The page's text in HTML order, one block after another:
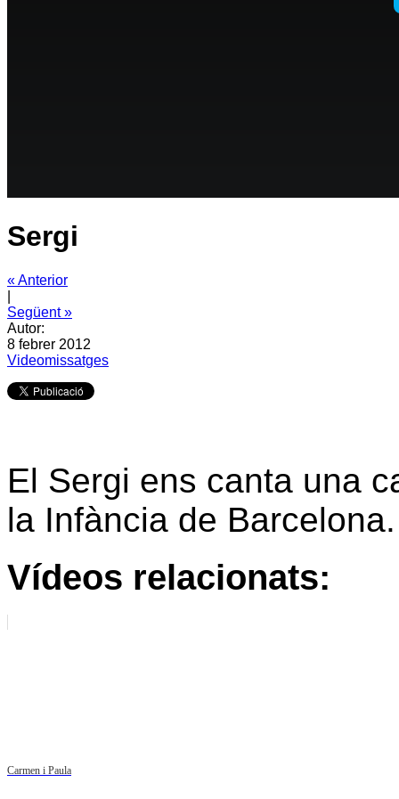
Sergi
« Anterior
Següent »
Autor:
8 febrer 2012
Videomissatges
El Sergi ens canta una
la Infància de Barcelona.
Vídeos relacionats:
Carmen i Paula